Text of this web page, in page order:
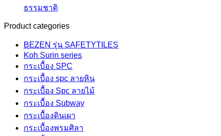
ธรรมชาติ
Product categories
BEZEN รุ่น SAFETYTILES
Koh Surin series
กระเบื้อง SPC
กระเบื้อง spc ลายหิน
กระเบื้อง Spc ลายไม้
กระเบื้อง Subway
กระเบื้องดินเผา
กระเบื้องพรมศิลา